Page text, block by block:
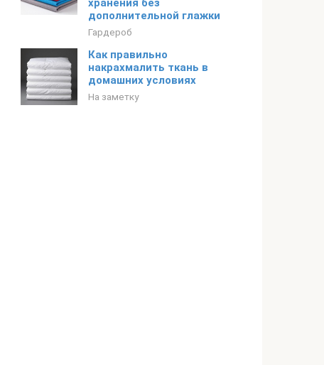
хранения без
дополнительной глажки
Гардероб
Как правильно
накрахмалить ткань в
домашних условиях
На заметку